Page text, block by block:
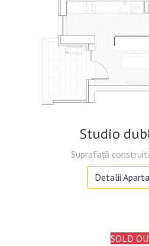
Studio
Suprafaţă
Detalii
SOLD